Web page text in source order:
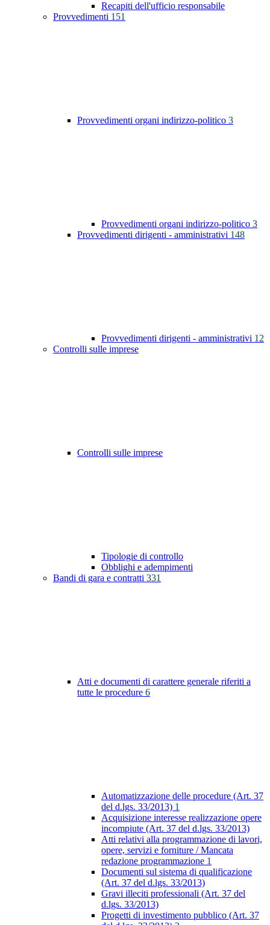
Recapiti dell'ufficio responsabile
Provvedimenti 151
Provvedimenti organi indirizzo-politico 3
Provvedimenti organi indirizzo-politico 3
Provvedimenti dirigenti - amministrativi 148
Provvedimenti dirigenti - amministrativi 12
Controlli sulle imprese
Controlli sulle imprese
Tipologie di controllo
Obblighi e adempimenti
Bandi di gara e contratti 331
Atti e documenti di carattere generale riferiti a
tutte le procedure 6
Automatizzazione delle procedure (Art. 37
del d.lgs. 33/2013) 1
Acquisizione interesse realizzazione opere
incompiute (Art. 37 del d.lgs. 33/2013)
Atti relativi alla programmazione di lavori,
opere, servizi e forniture / Mancata
redazione programmazione 1
Documenti sul sistema di qualificazione
(Art. 37 del d.lgs. 33/2013)
Gravi illeciti professionali (Art. 37 del
d.lgs. 33/2013)
Progetti di investimento pubblico (Art. 37